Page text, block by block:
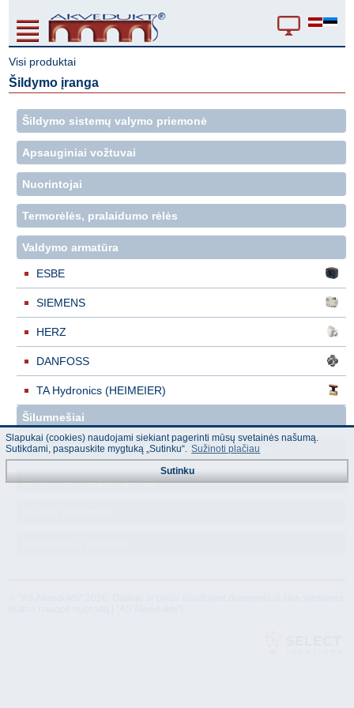
Visi produktai
Šildymo įranga
Šildymo sistemų valymo priemonė
Apsauginiai vožtuvai
Nuorintojai
Termorėlės, pralaidumo rėlės
Valdymo armatūra
ESBE
SIEMENS
HERZ
DANFOSS
TA Hydronics (HEIMEIER)
Šilumnešiai
Šildymo kolektoriai, šakotuvai, siurblių grupės
Elektrinio šildymo įranga
Slapukai (cookies) naudojami siekiant pagerinti mūsų svetainės našumą.
Sutikdami, paspauskite mygtuką „Sutinku“. Sužinoti plačiau
Sutinku